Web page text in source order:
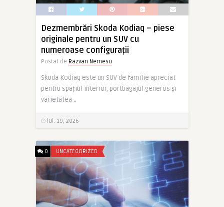
Dezmembrări Skoda Kodiaq – piese
originale pentru un SUV cu
numeroase configurații
Postat de Razvan Nemesu
Skoda Kodiaq este un SUV de familie apreciat
pentru spațiul interior, portbagajul generos și
varietatea ..
iul. 19, 2026
0 UNCATEGORIZED